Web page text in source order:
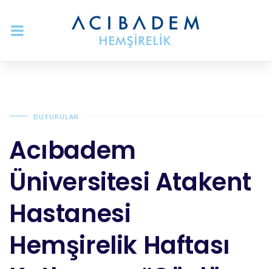
DUYURULAR
Acıbadem
Üniversitesi Atakent
Hastanesi
Hemşirelik Haftası